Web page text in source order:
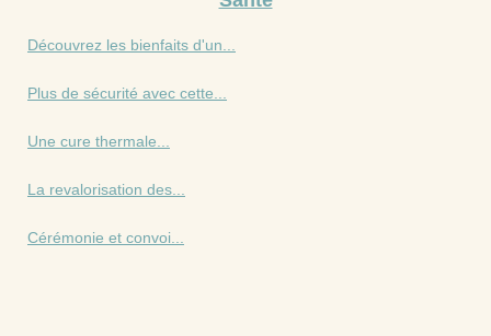
Découvrez les bienfaits d'un...
Plus de sécurité avec cette...
Une cure thermale...
La revalorisation des...
Cérémonie et convoi...